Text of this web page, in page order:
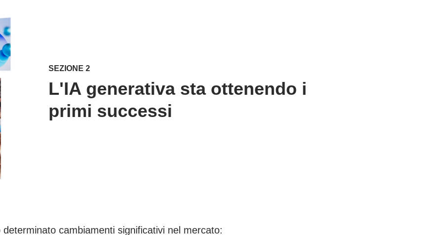
SEZIONE 2
L'IA generativa sta ottenendo i
primi successi
cambiamenti significativi nel mercato: